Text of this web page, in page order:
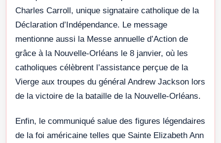
Charles Carroll, unique signataire catholique de la
Déclaration d’Indépendance. Le message
mentionne aussi la Messe annuelle d’Action de
grâce à la Nouvelle-Orléans le 8 janvier, où les
catholiques célèbrent l’assistance perçue de la
Vierge aux troupes du général Andrew Jackson lors
de la victoire de la bataille de la Nouvelle-Orléans.
Enfin, le communiqué salue des figures légendaires
de la foi américaine telles que Sainte Elizabeth Ann